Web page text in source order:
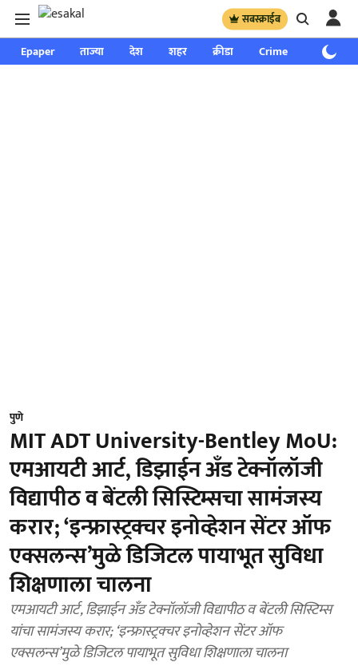
सबस्क्राईब
Epaper ताज्या देश शहर क्रीडा Crime साप्ताहिक
पुणे
MIT ADT University-Bentley MoU:
एमआयटी आर्ट, डिझाईन अँड टेक्नॉलॉजी
विद्यापीठ व बेंटली सिस्टिम्सचा सामंजस्य
करार; ‘इन्फ्रास्ट्रक्चर इनोव्हेशन सेंटर ऑफ
एक्सलन्स’मुळे डिजिटल पायाभूत सुविधा
शिक्षणाला चालना
एमआयटी आर्ट, डिझाईन अँड टेक्नॉलॉजी विद्यापीठ व बेंटली सिस्टिम्स
यांचा सामंजस्य करार; ‘इन्फ्रास्ट्रक्चर इनोव्हेशन सेंटर ऑफ
एक्सलन्स’मुळे डिजिटल पायाभूत सुविधा शिक्षणाला चालना